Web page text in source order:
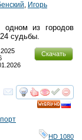
, Игорь
одном из городов
судьбы.
Скачать
смотреть
HD 1080